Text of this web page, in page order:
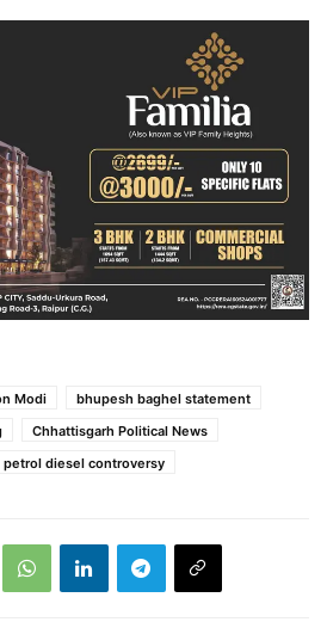
Modi
bhupesh baghel statement
Chhattisgarh Political News
petrol diesel controversy